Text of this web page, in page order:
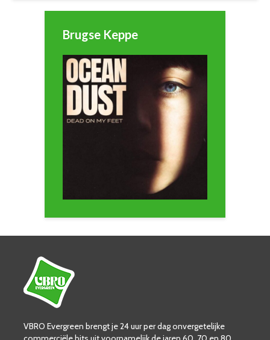
Brugse Keppe
VBRO Evergreen brengt je 24 uur per dag onvergetelijke